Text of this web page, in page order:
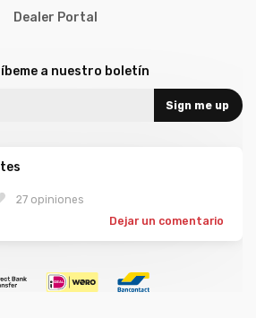
Dealer Portal
a nuestro boletín
Sign me up
27 opiniones
Dejar un comentario